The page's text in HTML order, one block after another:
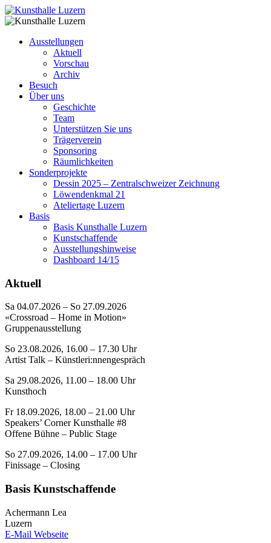
Ausstellungen
Aktuell
Vorschau
Archiv
Besuch
Über uns
Geschichte
Team
Unterstützen Sie uns
Trägerverein
Sponsoring
Räumlichkeiten
Sonderprojekte
Dessin 2025 – Zentralschweizer Zeichnung
Löwendenkmal 21
Ateliertage Luzern
Basis
Basis Kunsthalle Luzern
Kunstschaffende
Ausstellungshinweise
Dashboard 14/15
Aktuell
Sa 04.07.2026 – So 27.09.2026
«Crossroad – Home in Motion»
Gruppenausstellung
So 23.08.2026, 16.00 – 17.30 Uhr
Artist Talk – Künstleri:nnengespräch
Sa 29.08.2026, 11.00 – 18.00 Uhr
Kunsthoch
Fr 18.09.2026, 18.00 – 21.00 Uhr
Speakers’ Corner Kunsthalle #8
Offene Bühne – Public Stage
So 27.09.2026, 14.00 – 17.00 Uhr
Finissage – Closing
Basis Kunstschaffende
Achermann Lea
Luzern
E-Mail Webseite